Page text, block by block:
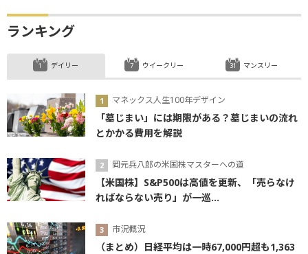
ランキング
デイリー
マネックス人生100年デザイン
「墓じまい」には期限がある？墓じまいの流れ
とかかる費用を解説
岡元兵八郎の米国株マスターへの道
【米国株】S&P500は高値を更新、「売らなけ
ればならない売り」が一巡...
市況概況
（まとめ）日経平均は一時67,000円超も1,363
ウイークリー マンスリー